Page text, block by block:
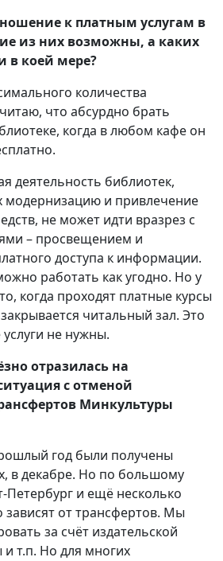
к платным услугам в
из них возможны, а каких
в коей мере?
количества
что абсурдно брать
когда в любом кафе он
деятельность библиотек,
модернизацию и привлечение
не может идти вразрез с
– просвещением и
доступа к информации.
работать как угодно. Но у
когда проходят платные курсы
читальный зал. Это
не нужны.
отразилась на
с отменой
Минкультуры
год были получены
в декабре. Но по большому
Петербург и ещё несколько
зависят от трансфертов. Мы
за счёт издательской
т.п. Но для многих